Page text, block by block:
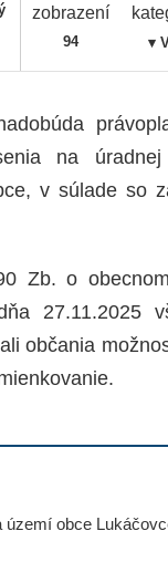
zobrazení
94 ▾
na
v súlade so
Zb. o
27.11.2025
občania
území obce